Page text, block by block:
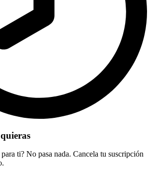
ti? No pasa nada. Cancela tu suscripción